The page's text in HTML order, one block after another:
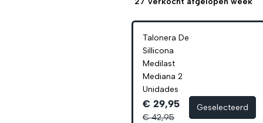
Talonera De
Sillicona
Medilast
Mediana 2
Unidades
€ 29,95
€ 42,95
Geselecteerd